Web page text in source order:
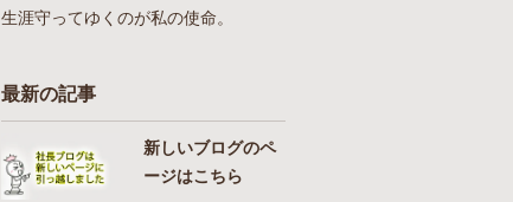
生涯守ってゆくのが私の使命。
最新の記事
新しいブログのペ
ージはこちら